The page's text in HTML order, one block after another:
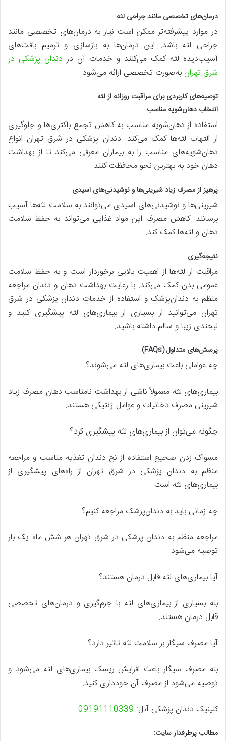
درمان‌های تخصصی مانند جراحی لثه
در موارد پیشرفته‌تر ممکن است نیاز به درمان‌های تخصصی مانند
جراحی لثه باشد. این درمان‌ها به بازسازی و ترمیم بافت‌های
آسیب‌دیده لثه کمک می‌کنند و خدمات آن در دندان پزشکی در
شرق تهران به‌صورت تخصصی ارائه می‌شود.
توصیه‌های کاربردی برای مراقبت روزانه از لثه
انتخاب دهان‌شویه مناسب
استفاده از دهان‌شویه مناسب به کاهش تجمع باکتری‌ها و جلوگیری
از التهاب لثه‌ها کمک می‌کند. دندان پزشکی در شرق تهران انواع
دهان‌شویه‌های مناسب را به بیماران معرفی می‌کند تا از بهداشت
دهان خود به بهترین نحو محافظت کنند.
پرهیز از مصرف زیاد شیرینی‌ها و نوشیدنی‌های اسیدی
شیرینی‌ها و نوشیدنی‌های اسیدی می‌توانند به سلامت لثه‌ها آسیب
برسانند. کاهش مصرف این مواد غذایی می‌تواند به حفظ سلامت
دهان و لثه‌ها کمک کند.
نتیجه‌گیری
مراقبت از لثه‌ها از اهمیت بالایی برخوردار است و به حفظ سلامت
عمومی بدن کمک می‌کند. با رعایت بهداشت دهان و دندان مراجعه
منظم به دندان‌پزشک و استفاده از خدمات دندان پزشکی در شرق
تهران می‌توانید از بسیاری از بیماری‌های لثه پیشگیری کنید و
لبخندی زیبا و سالم داشته باشید.
پرسش‌های متداول (FAQs)
چه عواملی باعث بیماری‌های لثه می‌شوند؟
بیماری‌های لثه معمولاً ناشی از بهداشت نامناسب دهان مصرف زیاد
شیرینی مصرف دخانیات و عوامل ژنتیکی هستند.
چگونه می‌توان از بیماری‌های لثه پیشگیری کرد؟
مسواک زدن صحیح استفاده از نخ دندان تغذیه مناسب و مراجعه
منظم به دندان پزشکی در شرق تهران از راه‌های پیشگیری از
بیماری‌های لثه است.
چه زمانی باید به دندان‌پزشک مراجعه کنیم؟
مراجعه منظم به دندان پزشکی در شرق تهران هر شش ماه یک بار
توصیه می‌شود.
آیا بیماری‌های لثه قابل درمان هستند؟
بله بسیاری از بیماری‌های لثه با جرم‌گیری و درمان‌های تخصصی
قابل درمان هستند.
آیا مصرف سیگار بر سلامت لثه تاثیر دارد؟
بله مصرف سیگار باعث افزایش ریسک بیماری‌های لثه می‌شود و
توصیه می‌شود از مصرف آن خودداری کنید.
کلینیک دندان پزشکی آنل: 09191110339
مطالب پرطرفدار سایت: